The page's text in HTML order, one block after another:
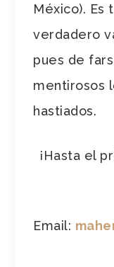
México). Es
verdadero
pues de
mentirosos
hastiados.
¡Hasta el
Email: